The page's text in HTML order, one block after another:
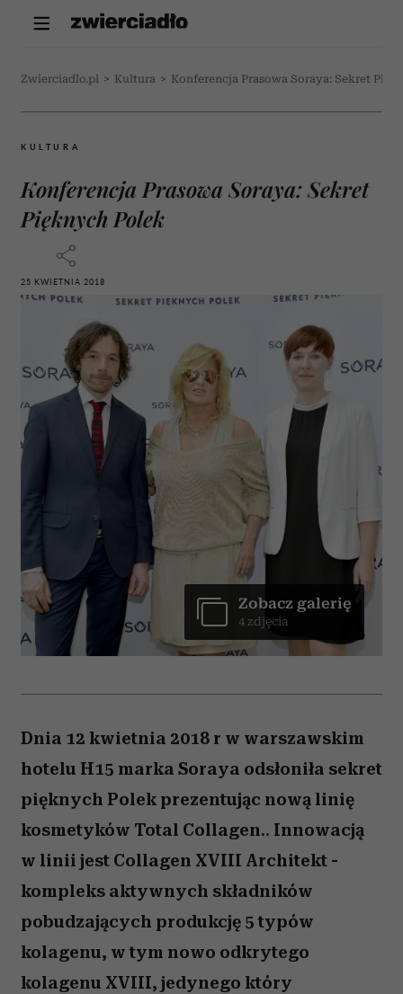
Zwierciadlo.pl > Kultura > Konferencja Prasowa Soraya: Sekret
KULTURA
Konferencja Prasowa Soraya: Sekret
Pięknych Polek
25 KWIETNIA 2018
Zobacz galerię
4 zdjęcia
Dnia 12 kwietnia 2018 r w warszawskim
hotelu H15 marka Soraya odsłoniła sekret
pięknych Polek prezentując nową linię
kosmetyków Total Collagen.. Innowacją
w linii jest Collagen XVIII Architekt -
kompleks aktywnych składników
pobudzających produkcję 5 typów
kolagenu, w tym nowo odkrytego
kolagenu XVIII, jedynego który